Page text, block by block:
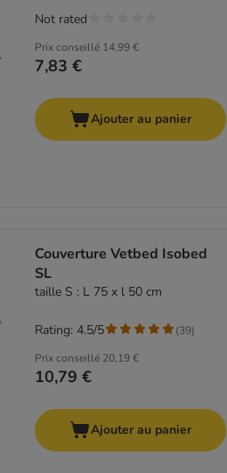
Prix conseillé 14,99 €
7,83 €
Not rated
Ajouter au panier
Couverture Vetbed Isobed
SL
taille S : L 75 x l 50 cm
Prix conseillé 20,19 €
10,79 €
Rating: 4.5/5 (39)
Ajouter au panier